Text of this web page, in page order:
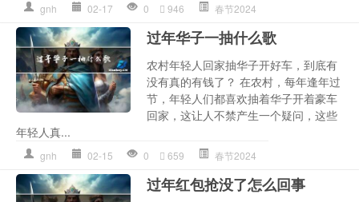
gnh 02-17 0 946 春节2024
过年华子一抽什么歌
农村年轻人回家抽华子开好车，到底有
没有真的有钱了？ 在农村，每年逢年过
节，年轻人们都喜欢抽着华子开着豪车
回家，这让人不禁产生一个疑问，这些
年轻人真...
gnh 02-15 0 659 春节2024
过年红包抢没了怎么回事